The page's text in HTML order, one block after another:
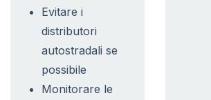
Evitare i
distributori
autostradali se
possibile
Monitorare le